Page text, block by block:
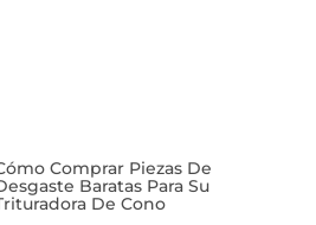
Comprar Piezas De
Baratas Para Su
De Cono